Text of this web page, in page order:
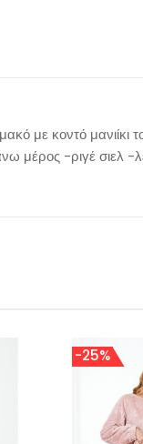
μακό με κοντό
μέρος -ριγέ σιελ -
-25%